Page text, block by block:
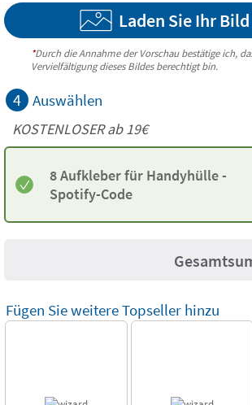
Strukturen
Laden Sie Ihr
*Durch die Annahme der Vorschau bestätige ich,
Vervielfältigung dieses Bildes berechtigt bin.
4 Auswählen
KOSTENLOSER ab 19€
8 Aufkleber für Handyhülle -
Spotify-Code
Fügen Sie weitere Topseller hinzu